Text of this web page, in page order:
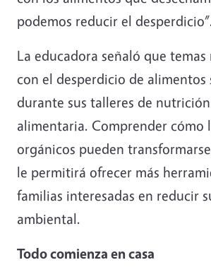
podemos reducir el
La educadora señaló que
con el desperdicio de alimentos
durante sus talleres de
alimentaria. Comprender cómo
orgánicos pueden
le permitirá ofrecer más
familias interesadas en reducir
ambiental.
Todo comienza en casa